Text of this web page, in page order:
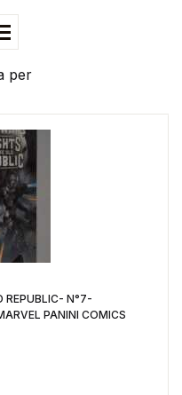
per
REPUBLIC- N°7-
PANINI COMICS